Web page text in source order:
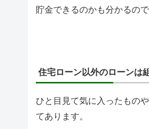
貯金できるのかも分かるの
住宅ローン以外のローンは
ひと目見て気に入ったもの
てあります。